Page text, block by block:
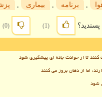
برنامه بیماری
(1)
(0)
کنند تا از حوادث جاده ای پیشگیری شود
اما از دهان بروز می کنند
شود